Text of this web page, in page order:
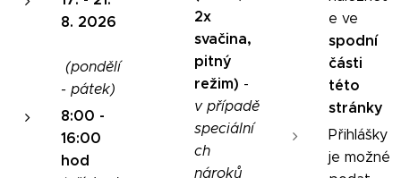
8. 2026
(pondělí
- pátek)
8:00 -
16:00
hod
2x
svačina,
pitný
režim) -
v případě
speciální
ch
nároků
e ve
spodní
části
této
stránky
Přihlášky
je možné